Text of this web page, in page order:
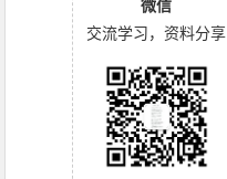
微信
交流学习，资料分享